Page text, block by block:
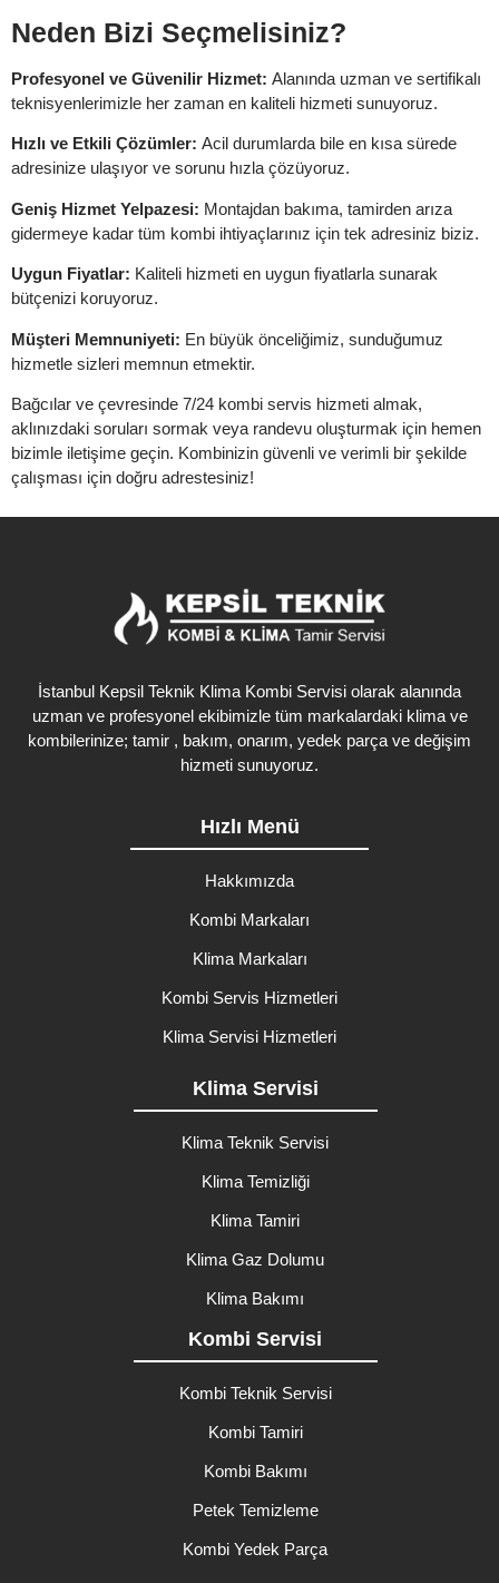
Neden Bizi Seçmelisiniz?
Profesyonel ve Güvenilir Hizmet: Alanında uzman ve sertifikalı
teknisyenlerimizle her zaman en kaliteli hizmeti sunuyoruz.
Hızlı ve Etkili Çözümler: Acil durumlarda bile en kısa sürede
adresinize ulaşıyor ve sorunu hızla çözüyoruz.
Geniş Hizmet Yelpazesi: Montajdan bakıma, tamirden arıza
gidermeye kadar tüm kombi ihtiyaçlarınız için tek adresiniz biziz.
Uygun Fiyatlar: Kaliteli hizmeti en uygun fiyatlarla sunarak
bütçenizi koruyoruz.
Müşteri Memnuniyeti: En büyük önceliğimiz, sunduğumuz
hizmetle sizleri memnun etmektir.
Bağcılar ve çevresinde 7/24 kombi servis hizmeti almak,
aklınızdaki soruları sormak veya randevu oluşturmak için hemen
bizimle iletişime geçin. Kombinizin güvenli ve verimli bir şekilde
çalışması için doğru adrestesiniz!
İstanbul Kepsil Teknik Klima Kombi Servisi olarak alanında
uzman ve profesyonel ekibimizle tüm markalardaki klima ve
kombilerinize; tamir , bakım, onarım, yedek parça ve değişim
hizmeti sunuyoruz.
Hızlı Menü
Hakkımızda
Kombi Markaları
Klima Markaları
Kombi Servis Hizmetleri
Klima Servisi Hizmetleri
Klima Servisi
Klima Teknik Servisi
Klima Temizliği
Klima Tamiri
Klima Gaz Dolumu
Klima Bakımı
Kombi Servisi
Kombi Teknik Servisi
Kombi Tamiri
Kombi Bakımı
Petek Temizleme
Kombi Yedek Parça